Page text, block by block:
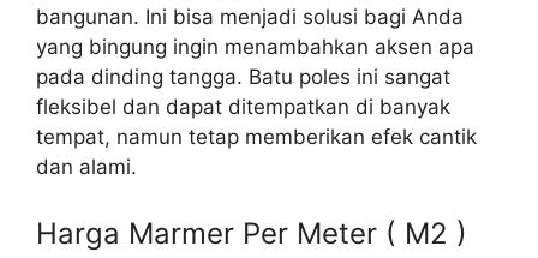
bangunan. Ini bisa menjadi solusi bagi Anda
yang bingung ingin menambahkan aksen apa
pada dinding tangga. Batu poles ini sangat
fleksibel dan dapat ditempatkan di banyak
tempat, namun tetap memberikan efek cantik
dan alami.
Harga Marmer Per Meter ( M2 )